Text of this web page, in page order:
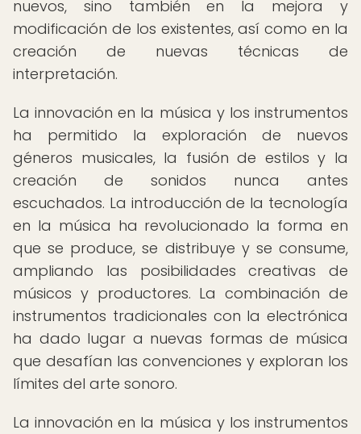
nuevos, sino también en la mejora y
modificación de los existentes, así como en la
creación de nuevas técnicas de
interpretación.
La innovación en la música y los instrumentos
ha permitido la exploración de nuevos
géneros musicales, la fusión de estilos y la
creación de sonidos nunca antes
escuchados. La introducción de la tecnología
en la música ha revolucionado la forma en
que se produce, se distribuye y se consume,
ampliando las posibilidades creativas de
músicos y productores. La combinación de
instrumentos tradicionales con la electrónica
ha dado lugar a nuevas formas de música
que desafían las convenciones y exploran los
límites del arte sonoro.
La innovación en la música y los instrumentos